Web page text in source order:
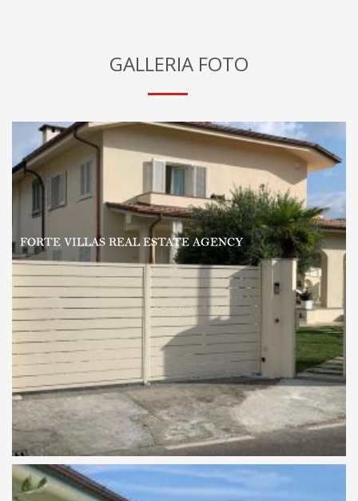
GALLERIA FOTO